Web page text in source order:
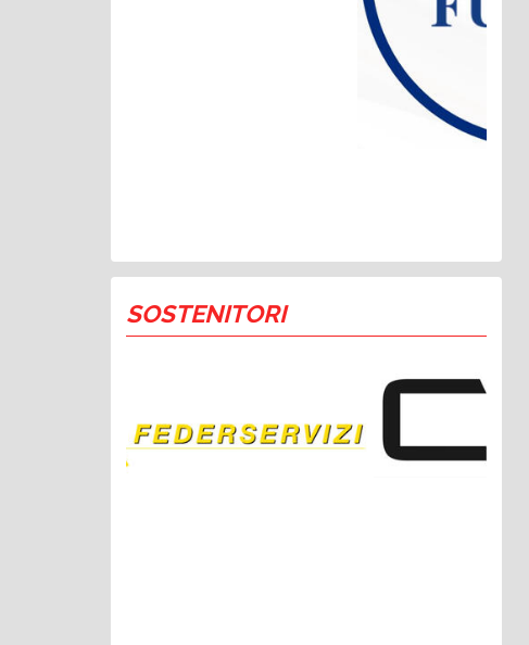
SOSTENITORI